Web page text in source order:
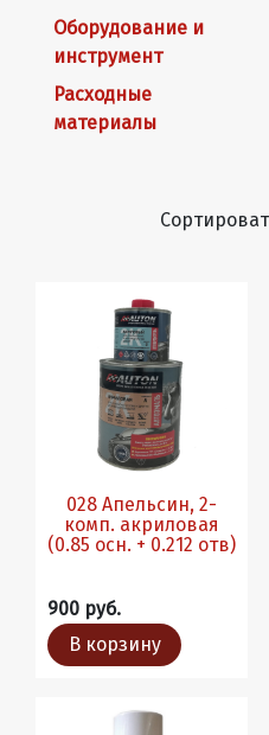
Оборудование и
инструмент
Расходные
материалы
028 Апельсин, 2-
комп. акриловая
(0.85 осн. + 0.212 отв)
900 руб.
В корзину